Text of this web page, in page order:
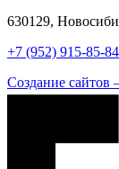
630129,
+7 (952) 915-85-84
Создание